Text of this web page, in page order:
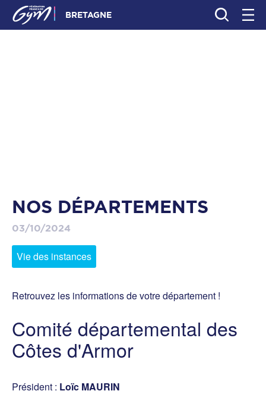
BRETAGNE
NOS DÉPARTEMENTS
03/10/2024
Vie des instances
Retrouvez les informations de votre département !
Comité départemental des
Côtes d'Armor
Président : Loïc MAURIN